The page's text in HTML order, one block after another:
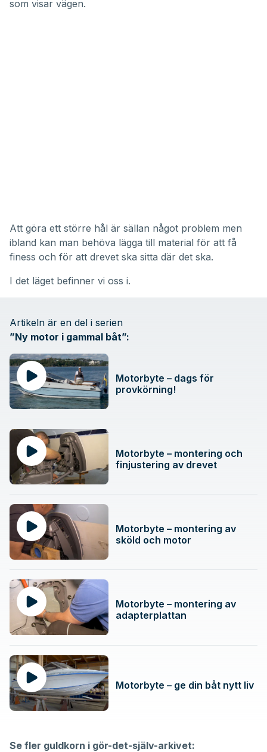
som visar vägen.
Att göra ett större hål är sällan något problem men
ibland kan man behöva lägga till material för att få
finess och för att drevet ska sitta där det ska.
I det läget befinner vi oss i.
Artikeln är en del i serien
”Ny motor i gammal båt”:
Motorbyte – dags för
provkörning!
Motorbyte – montering och
finjustering av drevet
Motorbyte – montering av
sköld och motor
Motorbyte – montering av
adapterplattan
Motorbyte – ge din båt nytt liv
Se fler guldkorn i gör-det-själv-arkivet: